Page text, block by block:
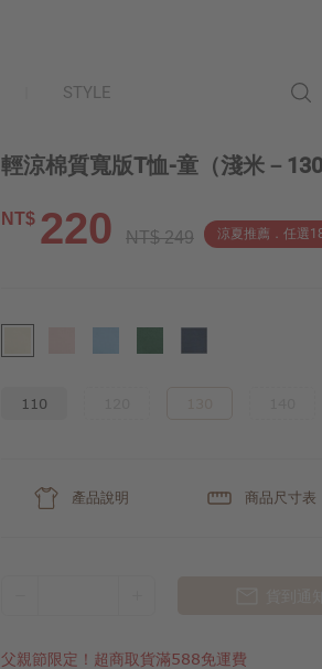
STYLE
輕涼棉質寬版T恤-童 （淺米－130
NT$ 220 NT$ 249 涼夏推薦．任選
110
產品說明 商品尺寸表
父親節限定！超商取貨滿588免運費